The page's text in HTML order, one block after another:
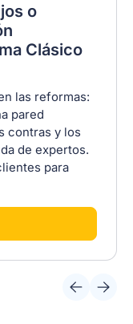
o
Clásico
las reformas:
pared
contras y los
de expertos.
para